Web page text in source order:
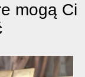
mogą Ci